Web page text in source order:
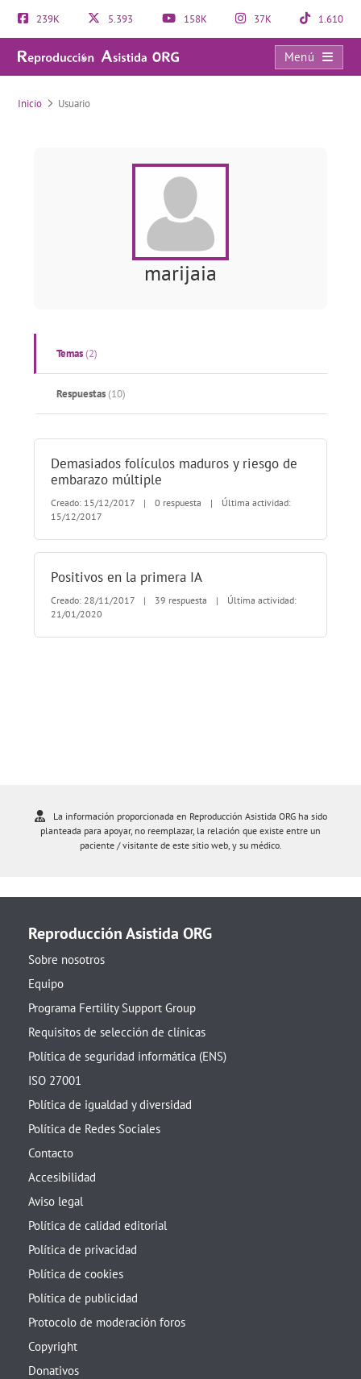
239K 5.393 158K 37K 1.610
Menú
Usuario
Inicio Usuario
marijaia
Temas(2)
Respuestas (10)
Demasiados folículos maduros y riesgo de
embarazo múltiple
Creado: 15/12/2017 | 0 respuesta |
Última actividad:
15/12/2017
Positivos en la primera IA
Creado: 28/11/2017 | 39 respuesta |
Última actividad:
21/01/2020
La información proporcionada en Reproducción Asistida ORG ha sido
planteada para apoyar, no reemplazar, la relación que existe entre un
paciente / visitante de este sitio web, y su médico.
Reproducción Asistida ORG
Sobre nosotros
Equipo
Programa Fertility Support Group
Requisitos de selección de clínicas
Política de seguridad informática (ENS)
ISO 27001
Política de igualdad y diversidad
Política de Redes Sociales
Contacto
Accesibilidad
Aviso legal
Política de calidad editorial
Política de privacidad
Política de cookies
Política de publicidad
Protocolo de moderación foros
Copyright
Donativos